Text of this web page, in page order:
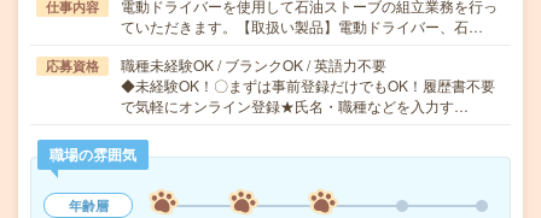
仕事内容
電動ドライバーを使用して石油ストーブの組立業務を行っ
ていただきます。【取扱い製品】電動ドライバー、石…
応募資格
職種未経験OK / ブランクOK / 英語力不要
◆未経験OK！〇まずは事前登録だけでもOK！履歴書不要
で気軽にオンライン登録★氏名・職種などを入力す…
職場の雰囲気
年齢層